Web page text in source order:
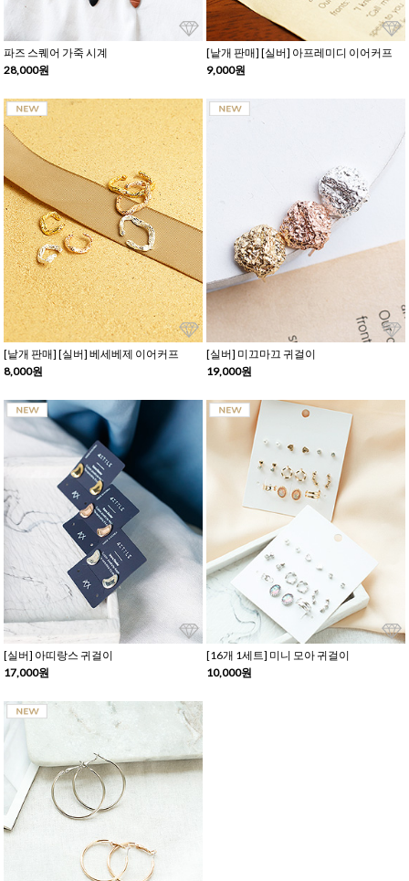
파즈 스퀘어 가죽 시계
28,000원
[낱개 판매] [실버] 아프레미디 이어커프
9,000원
[낱개 판매] [실버] 베세베제 이어커프
8,000원
[실버] 미끄마끄 귀걸이
19,000원
[실버] 아띠랑스 귀걸이
17,000원
[16개 1세트] 미니 모아 귀걸이
10,000원